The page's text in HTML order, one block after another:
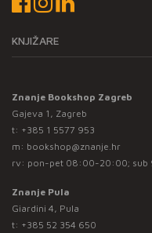
KNJIŽARE
Znanje Bookshop Zagreb
Gajeva 1, Zagreb
t: +385 1 5577 953
m: bookshop@znanje.hr
rv: pon-pet 08:00-20:00;
Znanje Pula
Giardini 4, Pula
t: +385 52 354 650